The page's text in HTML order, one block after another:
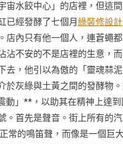
水餃中心」的店裡，但這
已經發酵了七個月綠裝修設計
內只有他一個人，連蒼蠅
不安的不是店裡的生意，
，他引以為傲的「靈魂蒜
灰綠與土黃之間的發酵物
」**，以助其在精神上達
首先是聲音。街上所有的
的鳴笛聲，而像是一個巨